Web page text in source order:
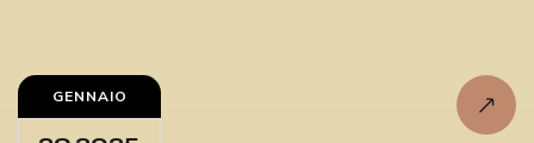
GENNAIO